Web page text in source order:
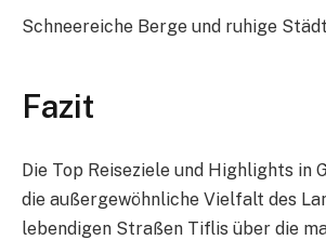
Schneereiche Berge und ruhige
Fazit
Die Top Reiseziele und Highlights in
die außergewöhnliche Vielfalt des
lebendigen Straßen Tiflis über die